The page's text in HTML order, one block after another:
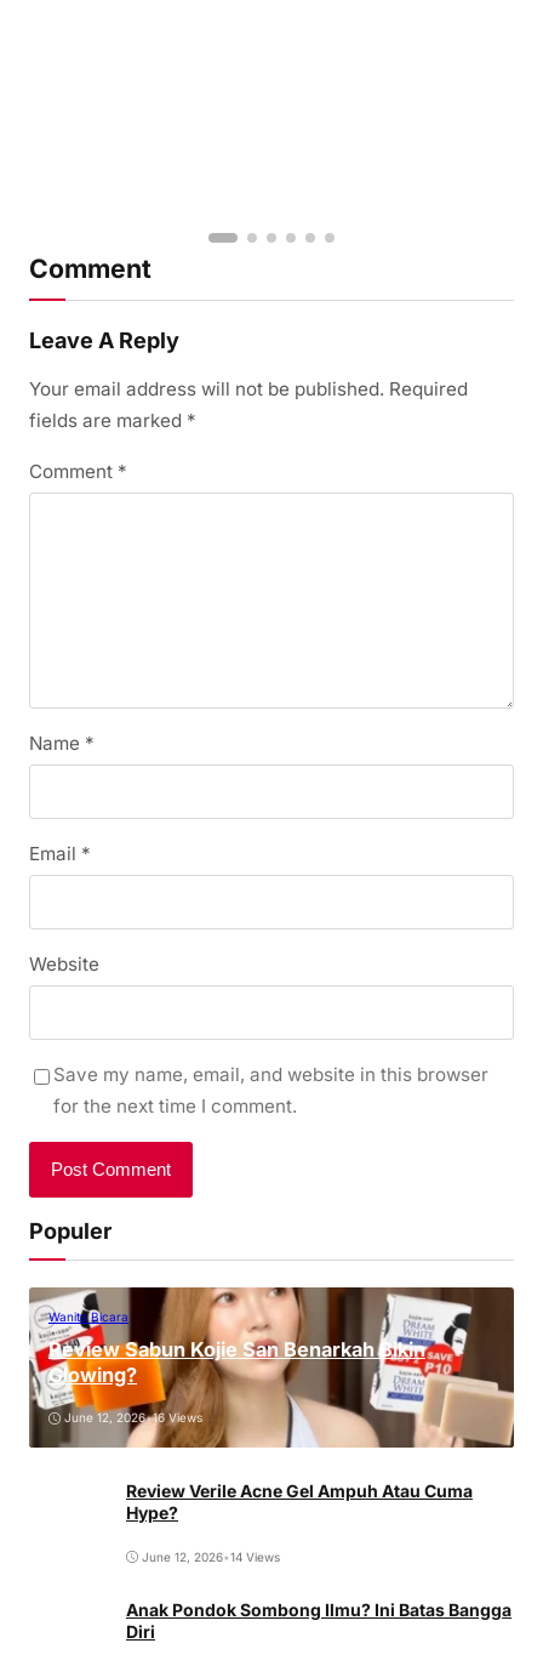
Comment
Leave A Reply
Your email address will not be published. Required
fields are marked *
Comment *
Name *
Email *
Website
Save my name, email, and website in this browser
for the next time I comment.
Populer
Wanita Bicara
Review Sabun Kojie San Benarkah Bikin
Glowing?
June 12, 2026•16 Views
Review Verile Acne Gel Ampuh Atau Cuma
Hype?
June 12, 2026•14 Views
Anak Pondok Sombong Ilmu? Ini Batas Bangga
Diri